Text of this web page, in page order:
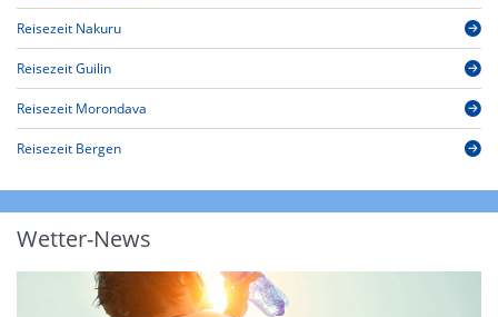
Reisezeit Nakuru
Reisezeit Guilin
Reisezeit Morondava
Reisezeit Bergen
Wetter-News